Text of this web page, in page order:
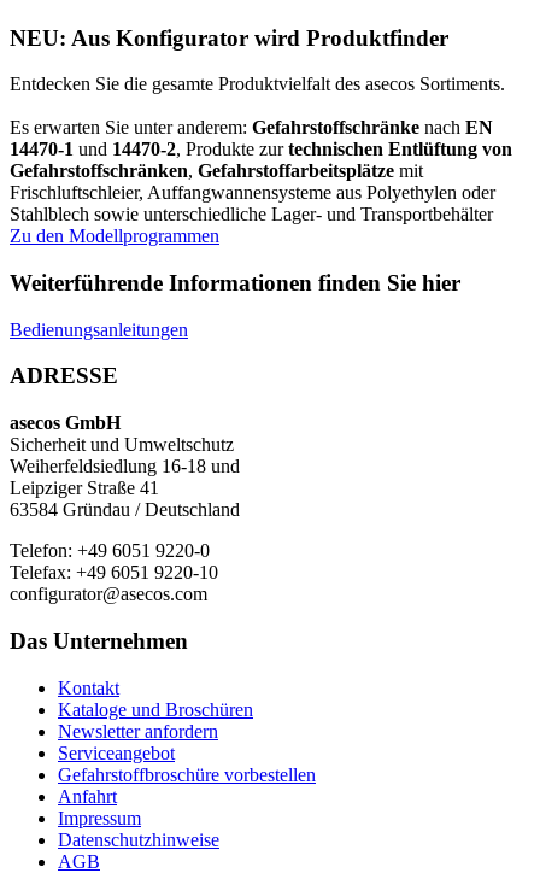
NEU: Aus Konfigurator wird Produktfinder
Entdecken Sie die gesamte Produktvielfalt des asecos Sortiments.
Es erwarten Sie unter anderem: Gefahrstoffschränke nach EN
14470-1 und 14470-2, Produkte zurtechnischen Entlüftung von
Gefahrstoffschränken, Gefahrstoffarbeitsplätze mit
Frischluftschleier, Auffangwannensysteme aus Polyethylen oder
Stahlblech sowie unterschiedliche Lager- und Transportbehälter
Zu den Modellprogrammen
Weiterführende Informationen finden Sie hier
Bedienungsanleitungen
ADRESSE
asecos GmbH
Sicherheit und Umweltschutz
Weiherfeldsiedlung 16-18 und
Leipziger Straße 41
63584 Gründau / Deutschland
Telefon: +49 6051 9220-0
Telefax: +49 6051 9220-10
configurator@asecos.com
Das Unternehmen
Kontakt
Kataloge und Broschüren
Newsletter anfordern
Serviceangebot
Gefahrstoffbroschüre vorbestellen
Anfahrt
Impressum
Datenschutzhinweise
AGB